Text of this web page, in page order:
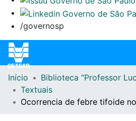
/governosp
Home
Início
Biblioteca “Professor
Textuais
Ocorrencia de febre tifoide